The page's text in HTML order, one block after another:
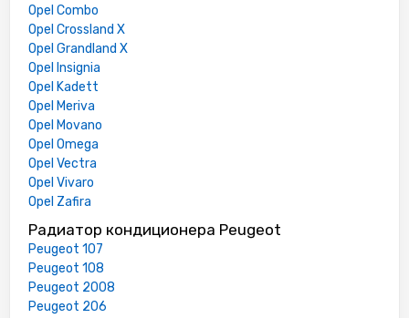
Opel Combo
Opel Crossland X
Opel Grandland X
Opel Insignia
Opel Kadett
Opel Meriva
Opel Movano
Opel Omega
Opel Vectra
Opel Vivaro
Opel Zafira
Радиатор кондиционера Peugeot
Peugeot 107
Peugeot 108
Peugeot 2008
Peugeot 206